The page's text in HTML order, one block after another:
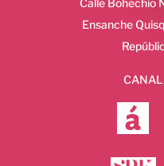
Calle Bohechio
Ensanche